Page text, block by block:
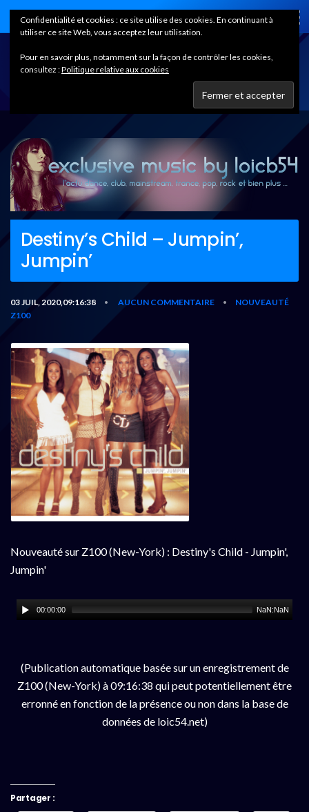
Home
Destiny’s Child – Jumpin’,
Jumpin’
03 JUIL, 2020,09:16:38 • AUCUN COMMENTAIRE •
NOUVEAUTÉ
Z100
Nouveauté sur Z100 (New-York) : Destiny's Child - Jumpin',
Jumpin'
00:00:00 NaN:NaN
(Publication automatique basée sur un enregistrement de
Z100 (New-York) à 09:16:38 qui peut potentiellement être
erronné en fonction de la présence ou non dans la base de
données de loic54.net)
Partager :
Confidentialité et cookies : ce site utilise des cookies. En continuant à
utiliser ce site Web, vous acceptez leur utilisation.
Pour en savoir plus, notamment sur la façon de contrôler les cookies,
consultez :Politique relative aux cookies